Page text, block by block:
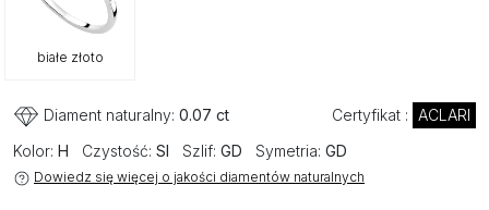
białe złoto
Diament naturalny: 0.07 ct Certyfikat : ACLARI
Kolor: H Czystość: SI Szlif: GD Symetria: GD
Dowiedz się więcej o jakości diamentów naturalnych